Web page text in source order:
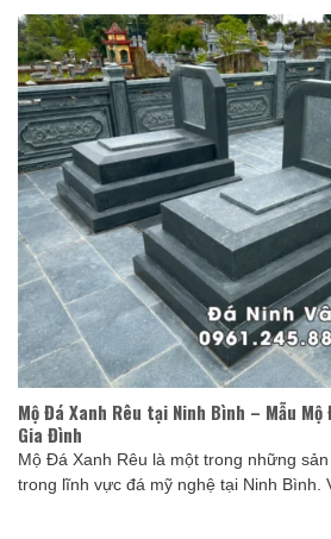
Mộ Đá Xanh Rêu tại Ninh Bình – Mẫu Mộ
Gia Đình
Mộ Đá Xanh Rêu là một trong những
trong lĩnh vực đá mỹ nghệ tại Ninh Bình.